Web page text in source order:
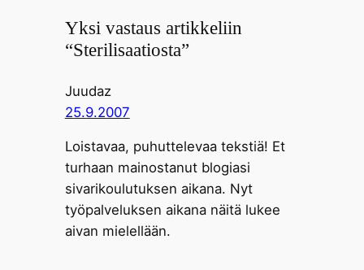
Yksi vastaus artikkeliin
“Sterilisaatiosta”
Juudaz
25.9.2007
Loistavaa, puhuttelevaa tekstiä! Et
turhaan mainostanut blogiasi
sivarikoulutuksen aikana. Nyt
työpalveluksen aikana näitä lukee
aivan mielellään.